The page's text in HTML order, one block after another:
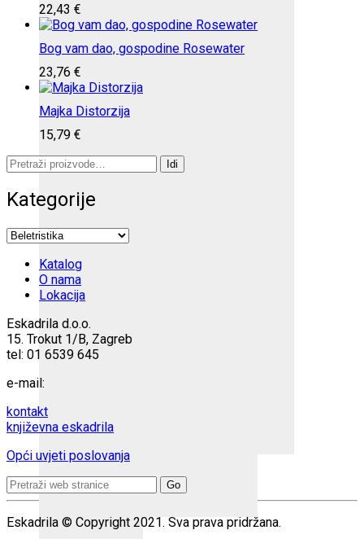
22,43 €
Bog vam dao, gospodine Rosewater
23,76 €
Majka Distorzija
15,79 €
Pretraži:
Idi
Kategorije
Katalog
O nama
Lokacija
Eskadrila d.o.o.
15. Trokut 1/B, Zagreb
tel: 01 6539 645
e-mail:
kontakt
književna eskadrila
Opći uvjeti poslovanja
Search
for:
Eskadrila © Copyright 2021. Sva prava pridržana.